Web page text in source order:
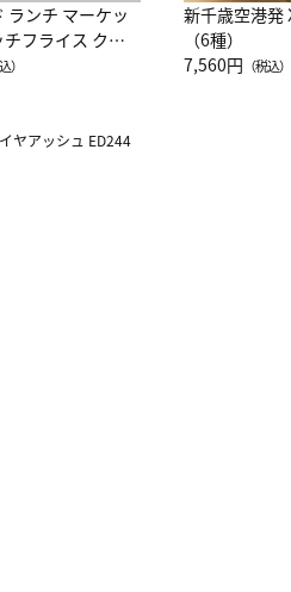
ランチ マーケッ
チフライス クル
半袖Ｔシャツ
）
新千歳空港発
（6種）
7,560円 （税込）
ヤアッシュ ED244